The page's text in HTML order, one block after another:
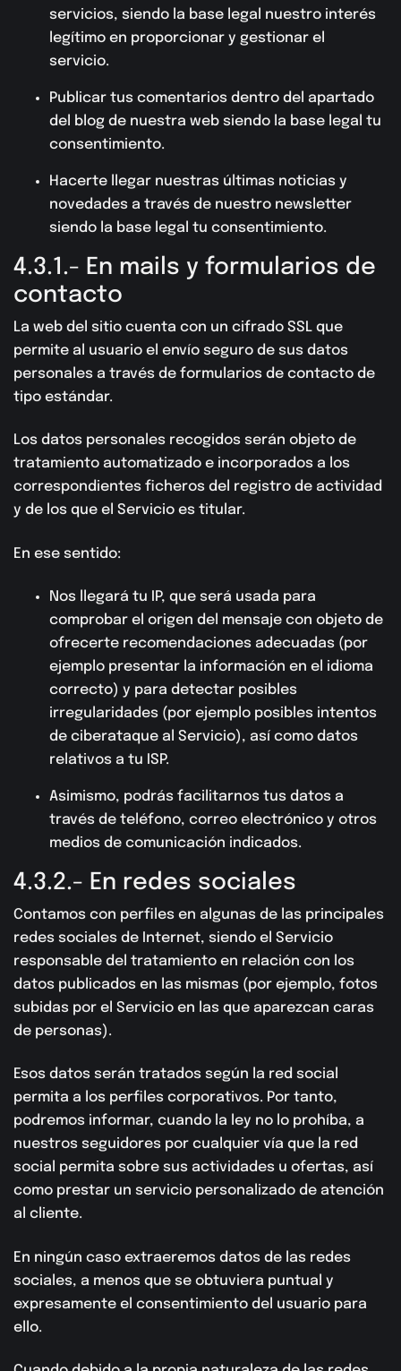
servicios, siendo la base legal nuestro interés
legítimo en proporcionar y gestionar el
servicio.
Publicar tus comentarios dentro del apartado
del blog de nuestra web siendo la base legal tu
consentimiento.
Hacerte llegar nuestras últimas noticias y
novedades a través de nuestro newsletter
siendo la base legal tu consentimiento.
4.3.1.- En mails y formularios de
contacto
La web del sitio cuenta con un cifrado SSL que
permite al usuario el envío seguro de sus datos
personales a través de formularios de contacto de
tipo estándar.
Los datos personales recogidos serán objeto de
tratamiento automatizado e incorporados a los
correspondientes ficheros del registro de actividad
y de los que el Servicio es titular.
En ese sentido:
Nos llegará tu IP, que será usada para
comprobar el origen del mensaje con objeto de
ofrecerte recomendaciones adecuadas (por
ejemplo presentar la información en el idioma
correcto) y para detectar posibles
irregularidades (por ejemplo posibles intentos
de ciberataque al Servicio), así como datos
relativos a tu ISP.
Asimismo, podrás facilitarnos tus datos a
través de teléfono, correo electrónico y otros
medios de comunicación indicados.
4.3.2.- En redes sociales
Contamos con perfiles en algunas de las principales
redes sociales de Internet, siendo el Servicio
responsable del tratamiento en relación con los
datos publicados en las mismas (por ejemplo, fotos
subidas por el Servicio en las que aparezcan caras
de personas).
Esos datos serán tratados según la red social
permita a los perfiles corporativos. Por tanto,
podremos informar, cuando la ley no lo prohíba, a
nuestros seguidores por cualquier vía que la red
social permita sobre sus actividades u ofertas, así
como prestar un servicio personalizado de atención
al cliente.
En ningún caso extraeremos datos de las redes
sociales, a menos que se obtuviera puntual y
expresamente el consentimiento del usuario para
ello.